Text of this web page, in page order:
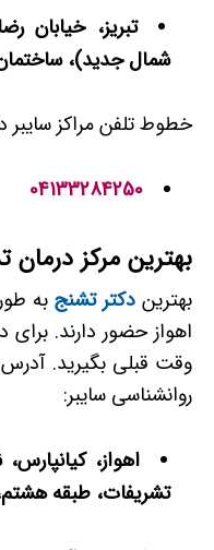
تبریز، خیابان
شمال جدید)، ساختمان گلد
خطوط تلفن مراکز سایبر
04133284250
بهترین مرکز درمان
بهترین دکتر تشنج به
اهواز حضور دارند.
وقت قبلی بگیرید.
روانشناسی سایبر:
اهواز،
تشریفات، طبقه هشتم،